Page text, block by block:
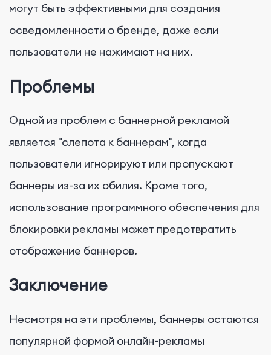
могут быть эффективными для создания
осведомленности о бренде, даже если
пользователи не нажимают на них.
Проблемы
Одной из проблем с баннерной рекламой
является "слепота к баннерам", когда
пользователи игнорируют или пропускают
баннеры из-за их обилия. Кроме того,
использование программного обеспечения для
блокировки рекламы может предотвратить
отображение баннеров.
Заключение
Несмотря на эти проблемы, баннеры остаются
популярной формой онлайн-рекламы